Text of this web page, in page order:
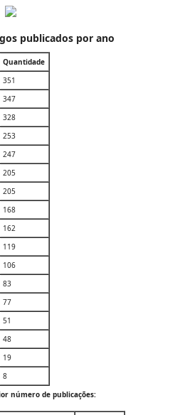
publicados por ano
Quantidade
351
347
328
253
247
205
205
168
162
119
106
83
77
51
48
19
8
número de publicações: